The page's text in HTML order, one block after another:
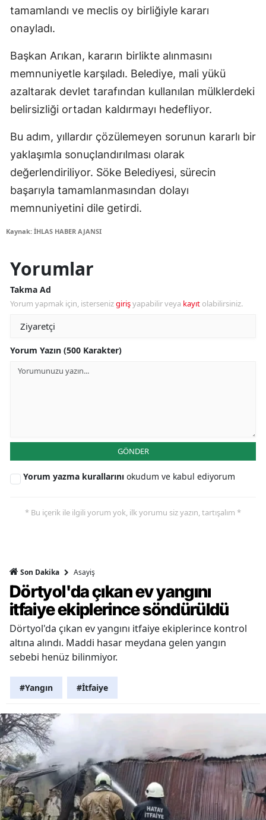
tamamlandı ve meclis oy birliğiyle kararı
onayladı.
Başkan Arıkan, kararın birlikte alınmasını
memnuniyetle karşıladı. Belediye, mali yükü
azaltarak devlet tarafından kullanılan mülklerdeki
belirsizliği ortadan kaldırmayı hedefliyor.
Bu adım, yıllardır çözülemeyen sorunun kararlı bir
yaklaşımla sonuçlandırılması olarak
değerlendiriliyor. Söke Belediyesi, sürecin
başarıyla tamamlanmasından dolayı
memnuniyetini dile getirdi.
Kaynak: İHLAS HABER AJANSI
Yorumlar
Takma Ad
Yorum yapmak için, istersenizgirişyapabilir veya kayıt olabilirsiniz.
Yorum Yazın (500 Karakter)
GÖNDER
Yorum yazma kurallarını okudum ve kabul ediyorum
* Bu içerik ile ilgili yorum yok, ilk yorumu siz yazın, tartışalım *
Son Dakika Asayiş
Dörtyol'da çıkan ev yangını
itfaiye ekiplerince söndürüldü
Dörtyol'da çıkan ev yangını itfaiye ekiplerince kontrol
altına alındı. Maddi hasar meydana gelen yangın
sebebi henüz bilinmiyor.
#Yangın #İtfaiye